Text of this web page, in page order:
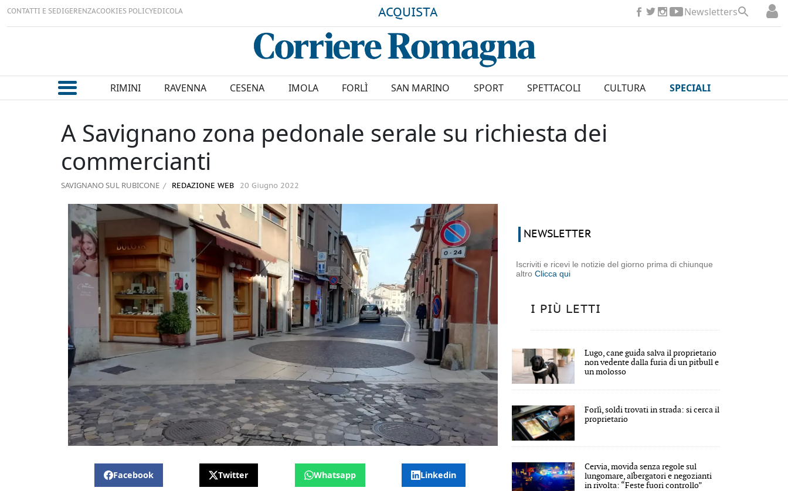
CONTATTI E SEDIGERENZACOOKIES POLICYEDICOLA ACQUISTA Newsletters
RIMINI RAVENNA CESENA IMOLA FORLÌ SAN MARINO SPORT SPETTACOLI CULTURA SPECIALI
A Savignano zona pedonale serale su richiesta dei
commercianti
SAVIGNANO SUL RUBICONE REDAZIONE WEB 20 Giugno 2022
Facebook Twitter Whatsapp Linkedin
NEWSLETTER
Iscriviti e ricevi le notizie del giorno prima di chiunque
altroClicca qui
I PIÙ LETTI
Lugo, cane guida salva il proprietario
non vedente dalla furia di un pitbull e
un molosso
Forlì, soldi trovati in strada: si cerca il
proprietario
Cervia, movida senza regole sul
lungomare, albergatori e negozianti
in rivolta: “Feste fuori controllo”